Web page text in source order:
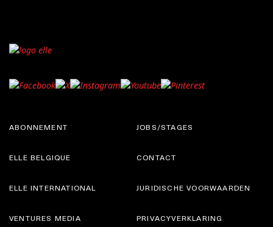
ABONNEMENT
ELLE BELGIQUE
JOBS/STAGES
CONTACT
ELLE INTERNATIONAL
VENTURES MEDIA
JURIDISCHE VOORWAARDEN
PRIVACYVERKLARING